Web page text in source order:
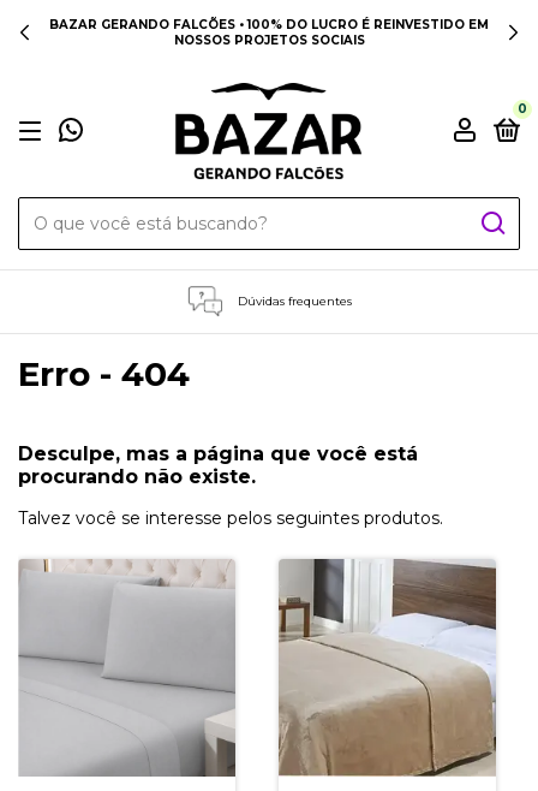
BAZAR GERANDO FALCÕES • 100% DO LUCRO É REINVESTIDO EM
NOSSOS PROJETOS SOCIAIS
0
Dúvidas frequentes
Erro - 404
Desculpe, mas a página que você está
procurando não existe.
Talvez você se interesse pelos seguintes produtos.